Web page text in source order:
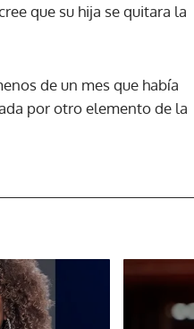
que su hija se quitara la
de un mes que había
por otro elemento de la